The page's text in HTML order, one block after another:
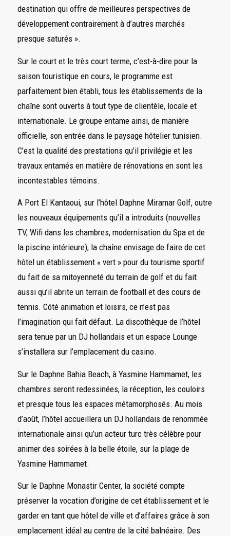
destination qui offre de meilleures perspectives de
développement contrairement à d’autres marchés
presque saturés ».
Sur le court et le très court terme, c’est-à-dire pour la
saison touristique en cours, le programme est
parfaitement bien établi, tous les établissements de la
chaîne sont ouverts à tout type de clientèle, locale et
internationale. Le groupe entame ainsi, de manière
officielle, son entrée dans le paysage hôtelier tunisien.
C’est la qualité des prestations qu’il privilégie et les
travaux entamés en matière de rénovations en sont les
incontestables témoins.
A Port El Kantaoui, sur l’hôtel Daphne Miramar Golf, outre
les nouveaux équipements qu’il a introduits (nouvelles
TV, Wifi dans les chambres, modernisation du Spa et de
la piscine intérieure), la chaîne envisage de faire de cet
hôtel un établissement « vert » pour du tourisme sportif
du fait de sa mitoyenneté du terrain de golf et du fait
aussi qu’il abrite un terrain de football et des cours de
tennis. Côté animation et loisirs, ce n’est pas
l’imagination qui fait défaut. La discothèque de l’hôtel
sera tenue par un DJ hollandais et un espace Lounge
s’installera sur l’emplacement du casino.
Sur le Daphne Bahia Beach, à Yasmine Hammamet, les
chambres seront redessinées, la réception, les couloirs
et presque tous les espaces métamorphosés. Au mois
d’août, l’hôtel accueillera un DJ hollandais de renommée
internationale ainsi qu’un acteur turc très célèbre pour
animer des soirées à la belle étoile, sur la plage de
Yasmine Hammamet.
Sur le Daphne Monastir Center, la société compte
préserver la vocation d’origine de cet établissement et le
garder en tant que hôtel de ville et d’affaires grâce à son
emplacement idéal au centre de la cité balnéaire. Des